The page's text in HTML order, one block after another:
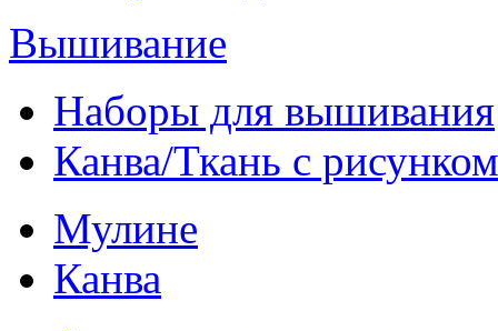
Вышивание
Наборы для вышивания
Канва/Ткань с рисунком
Мулине
Канва